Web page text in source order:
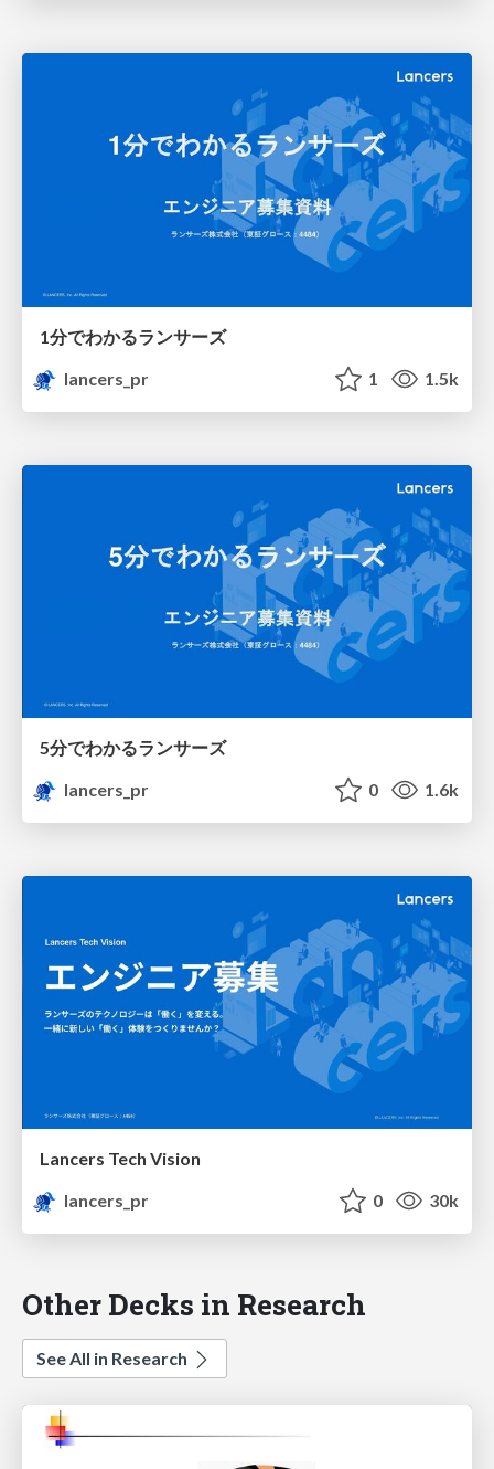
1分でわかるランサーズ
lancers_pr
1 1.5k
5分でわかるランサーズ
lancers_pr
0 1.6k
Lancers Tech Vision
lancers_pr
0 30k
Other Decks in Research
See All in Research